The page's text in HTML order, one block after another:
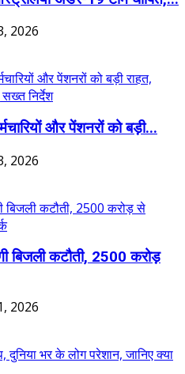
2026
और पेंशनरों को बड़ी...
2026
बिजली कटौती, 2500 करोड़
2026